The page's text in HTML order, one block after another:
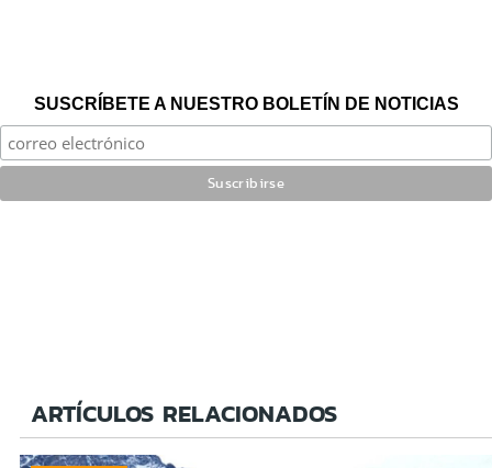
SUSCRÍBETE A NUESTRO BOLETÍN DE NOTICIAS
ARTÍCULOS RELACIONADOS